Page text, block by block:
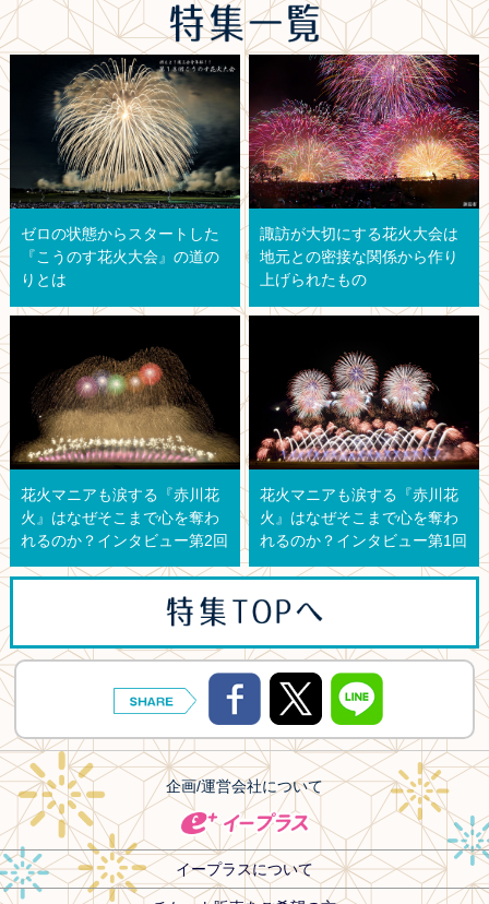
ゼロの状態からスタートした
『こうのす花火大会』の道の
りとは
諏訪が大切にする花火大会は
地元との密接な関係から作り
上げられたもの
花火マニアも涙する『赤川花
火』はなぜそこまで心を奪わ
れるのか？インタビュー第2回
花火マニアも涙する『赤川花
火』はなぜそこまで心を奪わ
れるのか？インタビュー第1回
企画/運営会社について
イープラスについて